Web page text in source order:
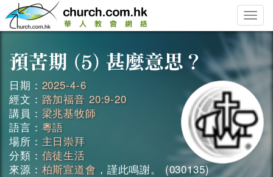
Toggle
日期： 2025-4-6
經文： 路加福音 20:9-20
講員： 梁兆基牧師
語言： 粵語
場所： 主日崇拜
分類： 信徒生活
來源： 柏斯宣道會 ，謹此鳴謝。 (030135)